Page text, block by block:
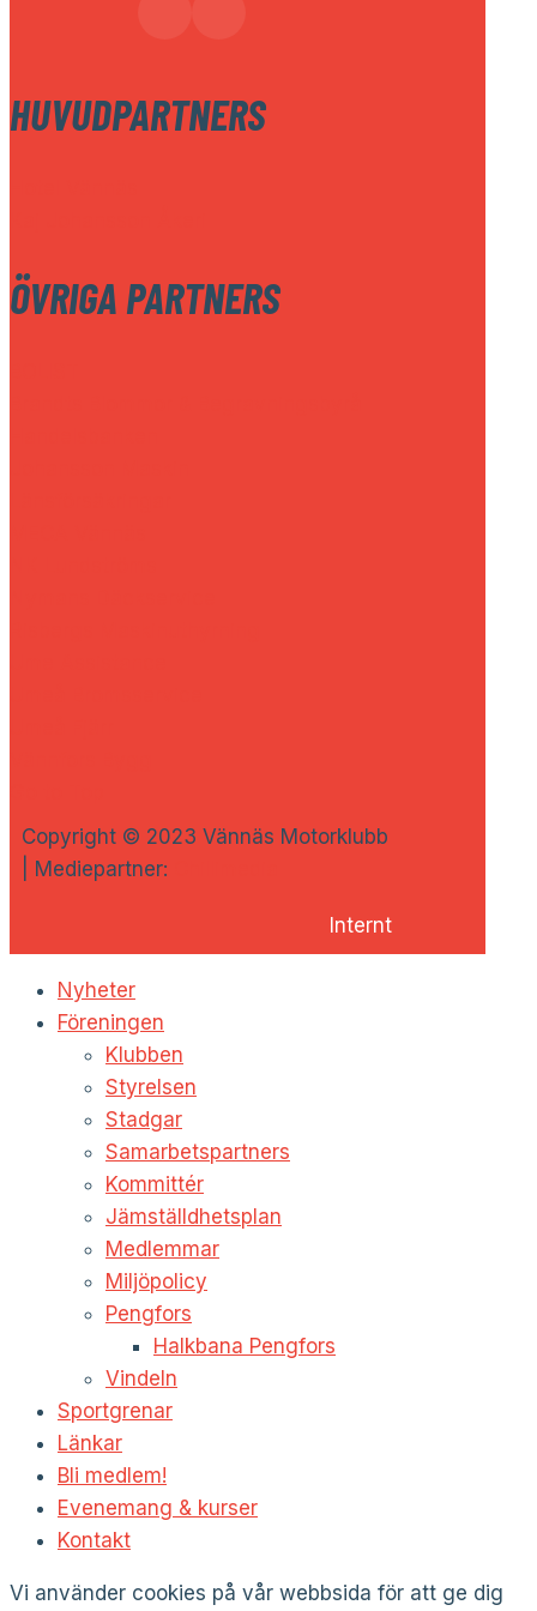
HUVUDPARTNERS
ÖVRIGA PARTNERS
Copyright © 2023 Vännäs Motorklubb
| Mediepartner:
Internt
Nyheter
Föreningen
Klubben
Styrelsen
Stadgar
Samarbetspartners
Kommittér
Jämställdhetsplan
Medlemmar
Miljöpolicy
Pengfors
Halkbana Pengfors
Vindeln
Sportgrenar
Länkar
Bli medlem!
Evenemang & kurser
Kontakt
Vi använder cookies på vår webbsida för att ge dig